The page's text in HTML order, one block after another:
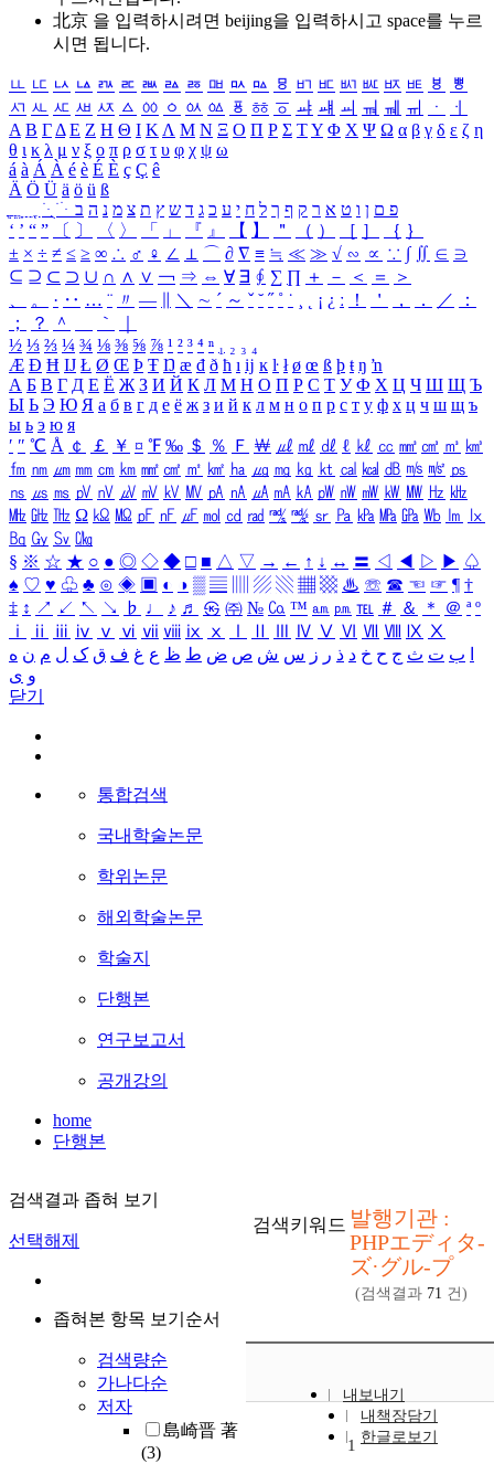
北京 을 입력하시려면 beijing을 입력하시고 space를 누르
시면 됩니다.
ㅥ ㅦ ㅧ ㅨ ㅩ ㅪ ㅫ ㅬ ㅭ ㅮ ㅯ ㅰ ㅱ ㅲ ㅳ ㅴ ㅵ ㅶ ㅷ ㅸ
ㅹ
ㅺ ㅻ ㅼ ㅽ ㅾ ㅿ ㆀ ㆁ ㆂ ㆃ ㆄ ㆅ ㆆ ㆇ ㆈ ㆉ ㆊ ㆋ ㆌ ㆍ
ㆎ
Α Β ΓΔ Ε Ζ Η Θ Ι ΚΛ Μ Ν Ξ Ο Π Ρ Σ ΤΥ Φ Χ Ψ Ω α β γ δ ε ζ η
θ ι κ λ μ ν ξ ο π ρ σ τ υ φ χ ψ ω
á à Á À é è É È ç Ç ê
Ä Ö Ü ä ö ü ß
ִֶֹ ֻּ ׁׂ פ ם ן ו ט א ר ק ף ך ל ח י ע כ ג ד ש ץ ת צ מ נ ה ב
‘ ’ “ ” 〔 〕 〈 〉 「 」 『 』 【 】 ＂ （ ） ［ ］ ｛ ｝
± × ÷ ≠ ≤ ≥ ∞ ∴ ♂ ♀ ∠ ⊥ ⌒ ∂ ∇ ≡ ≒ ≪ ≫ √ ∽ ∝ ∵ ∫ ∬ ∈ ∋
⊆ ⊇ ⊂ ⊃ ∪ ∩ ∧ ∨ ￢ ⇒ ⇔ ∀ ∃ ∮ ∑ ∏ ＋ － ＜ ＝
＞
、
。 · ‥ … ¨ 〃 ― ＼ ∼ ´ ～ ˇ ˘ ˝ ˚ ˙ ¸ ¡ ¿ ː ！ ＇ ， ． ／
：
；
？ ＾ ｀
½ ⅓ ⅔ ¼ ¾ ⅛ ⅜ ⅝ ⅞ ¹ ² ³ ⁴ ⁿ ₁ ₂ ₃ ₄
Æ Ð Ħ Ĳ Ł Ø Œ Þ Ŧ Ŋ æ đ ð ħ ı ĳ ĸ ŀ ł ø œ ß þ ŧ ŋ ŉ
А Б В Г Д Е Ё Ж З И Й К Л М Н О П Р С Т У Ф Х Ц Ч Ш Щ Ъ
Ы Ь Э Ю Я а б в г д е ё ж з и й к л м н о п р с т у ф х ц ч ш щ ъ
ы ь э ю я
′ ″ ℃ Å ￠ ￡ ￥ ¤ ℉ ‰ ＄ ％ Ｆ ￦ ㎕ ㎖ ㎗ ℓ ㎘ ㏄ ㎣ ㎤ ㎥ ㎦
㎙ ㎚ ㎛ ㎜ ㎝ ㎞ ㎟ ㎠ ㎡ ㎢ ㏊ ㎍ ㎎ ㎏ ㏏ ㎈ ㎉ ㏈ ㎧ ㎨ ㎰
㎱ ㎲ ㎳ ㎴ ㎵ ㎶ ㎷ ㎸ ㎹ ㎀ ㎁ ㎂ ㎃ ㎄ ㎺ ㎻ ㎽ ㎾ ㎿ ㎐ ㎑
㎒ ㎓ ㎔ Ω ㏀ ㏁ ㎊ ㎋ ㎌ ㏖ ㏅ ㎭ ㎮ ㎯ ㏛ ㎩ ㎪ ㎫ ㎬ ㏝ ㏐
㏓
㏃ ㏉ ㏜ ㏆
§ ※ ☆ ★ ○ ● ◎ ◇ ◆ □ ■ △ ▽ → ← ↑ ↓ ↔ 〓 ◁ ◀ ▷ ▶ ♤
♠ ♡ ♥ ♧ ♣ ⊙ ◈ ▣ ◐ ◑ ▒ ▤ ▨ ▧ ▦ ▩ ♨ ☏ ☎ ☜ ☞ ¶ †
‡ ↕ ↗ ↙ ↖ ↘ ♭ ♩ ♪ ♬ ㉿ ㈜ № ㏇ ™ ㏂ ㏘ ℡ ＃ ＆ ＊ ＠ ª º
ⅰ
ⅱ ⅲ ⅳ ⅴ ⅵ ⅶ ⅷ ⅸ ⅹ Ⅳ Ⅴ Ⅵ Ⅶ Ⅷ Ⅸ Ⅹ
ب ت ث ج ح خ د ذ ر ز س ش ص ض ط ظ ع غ ف ق ک ل م ن ه
و ی
닫기
통합검색
국내학술논문
학위논문
해외학술논문
학술지
단행본
연구보고서
공개강의
home
단행본
검색결과 좁혀 보기
선택해제
좁혀본 항목 보기순서
검색량순
가나다순
저자
島崎晋 著
(3)
검색키워드 발행기관 :
PHPエディタ-
ズ·グル-プ
(검색결과 71 건)
내보내기
내책장담기
한글로보기
1